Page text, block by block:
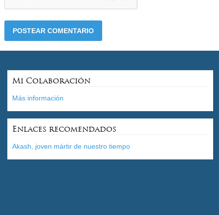
Mi Colaboración
Más información
Enlaces recomendados
Akash, joven mártir de nuestro tiempo